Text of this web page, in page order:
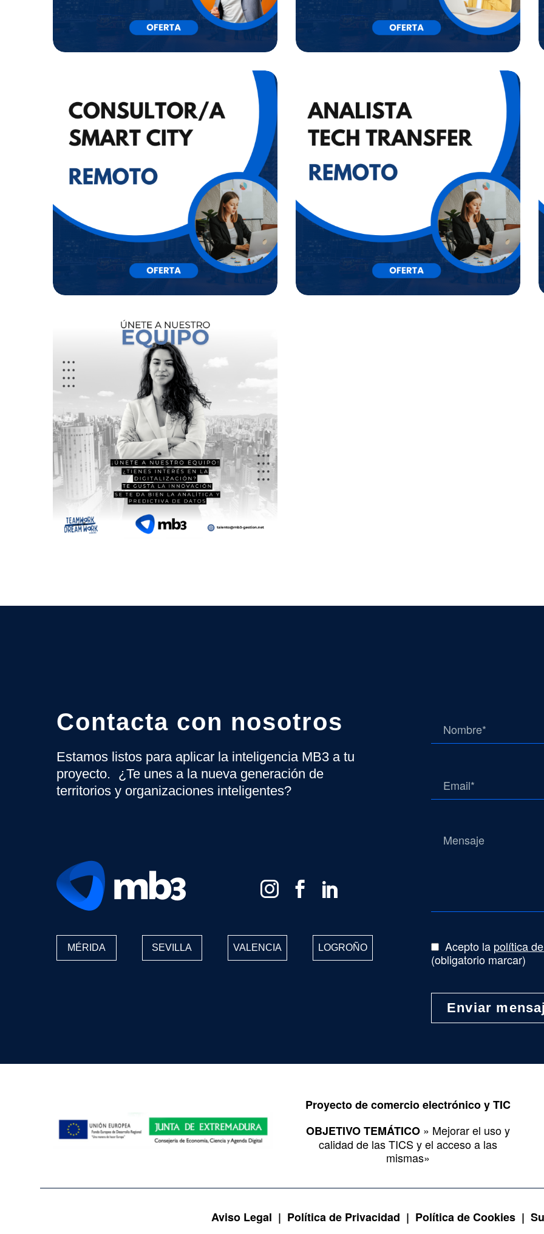
ESPECIALISTA
DEVOPS
Mb3 Gestión
CONSULTOR/A
SOLUCIONES
URBANAS
Mb3 Gestión
CONSULTOR/A
SMART CITY Y
TERRITORIOS
INTELIGENTES
ByMb3 Gestión
Contacta con nosotros
Estamos listos para aplicar la inteligencia MB3 a tu
proyecto. ¿Te unes a la nueva generación de
territorios y organizaciones inteligentes?
MÉRIDA SEVILLA VALENCIA LOGROÑO Acepto la política
(obligatorio marcar)
Proyecto de comercio electrónico y TIC
OBJETIVO TEMÁTICO » Mejorar el uso y
calidad de las TICS y el acceso a las
mismas»
Aviso Legal | Política de Privacidad | Política de Cookies |